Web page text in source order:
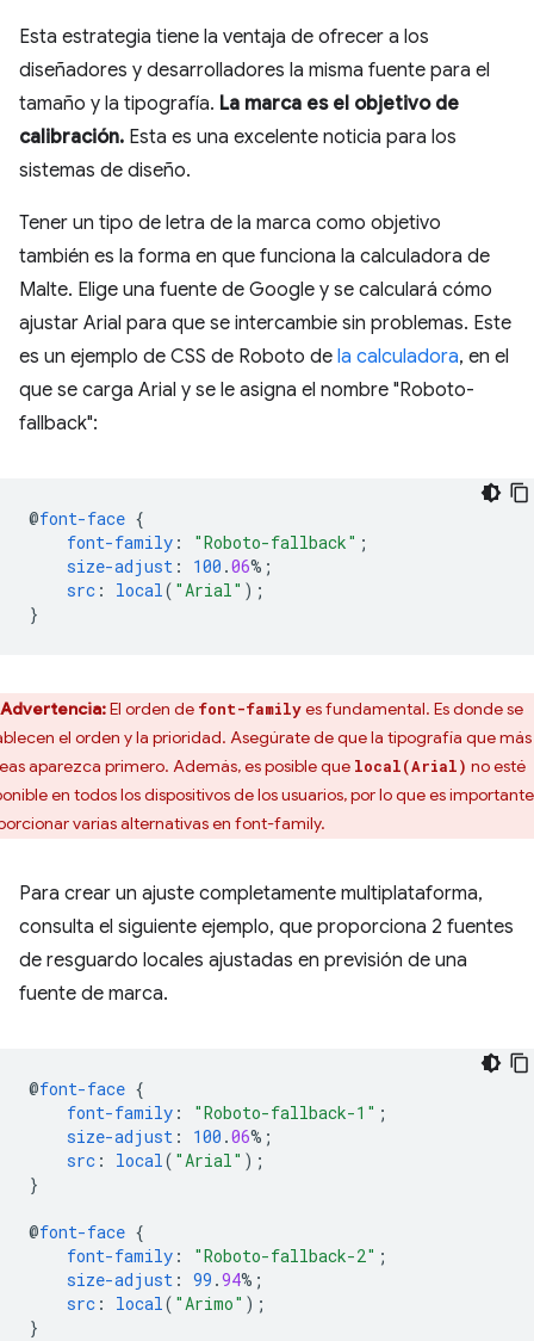
Esta estrategia tiene la ventaja de ofrecer a los
diseñadores y desarrolladores la misma fuente para el
tamaño y la tipografía. La marca es el objetivo de
calibración. Esta es una excelente noticia para los
sistemas de diseño.
Tener un tipo de letra de la marca como objetivo
también es la forma en que funciona la calculadora de
Malte. Elige una fuente de Google y se calculará cómo
ajustar Arial para que se intercambie sin problemas. Este
es un ejemplo de CSS de Roboto de la calculadora, en el
que se carga Arial y se le asigna el nombre "Roboto-
fallback":
@font-face {
font-family : "Roboto-fallback" ;
size-adjust : 100 .06%;
src : local( "Arial" );
}
Advertencia:El orden de font-familyes fundamental. Es donde se
el orden y la prioridad. Asegúrate de que la tipografía que más
aparezca primero. Además, es posible que local(Arial) no esté
en todos los dispositivos de los usuarios, por lo que es importante
varias alternativas en font-family.
Para crear un ajuste completamente multiplataforma,
consulta el siguiente ejemplo, que proporciona 2 fuentes
de resguardo locales ajustadas en previsión de una
fuente de marca.
@font-face {
font-family : "Roboto-fallback-1" ;
size-adjust : 100 .06%;
src : local( "Arial" );
}
@font-face {
font-family : "Roboto-fallback-2" ;
size-adjust : 99 .94%;
src : local( "Arimo" );
}